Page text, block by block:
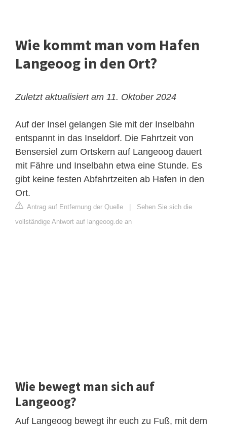
Wie kommt man vom Hafen
Langeoog in den Ort?
Zuletzt aktualisiert am 11. Oktober 2024
Auf der Insel gelangen Sie mit der Inselbahn
entspannt in das Inseldorf. Die Fahrtzeit von
Bensersiel zum Ortskern auf Langeoog dauert
mit Fähre und Inselbahn etwa eine Stunde. Es
gibt keine festen Abfahrtzeiten ab Hafen in den
Ort.
Antrag auf Entfernung der Quelle
Sehen Sie sich die
vollständige Antwort auf langeoog.de an
Wie bewegt man sich auf
Langeoog?
Auf Langeoog bewegt ihr euch zu Fuß, mit dem